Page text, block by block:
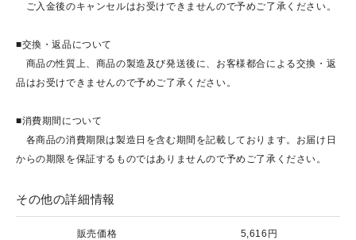
ご入金後のキャンセルはお受けできませんので予めご了承ください。
■交換・返品について
商品の性質上、商品の製造及び発送後に、お客様都合による交換・返
品はお受けできませんので予めご了承ください。
■消費期間について
各商品の消費期限は製造日を含む期間を記載しております。お届け日
からの期限を保証するものではありませんので予めご了承ください。
その他の詳細情報
販売価格 5,616円